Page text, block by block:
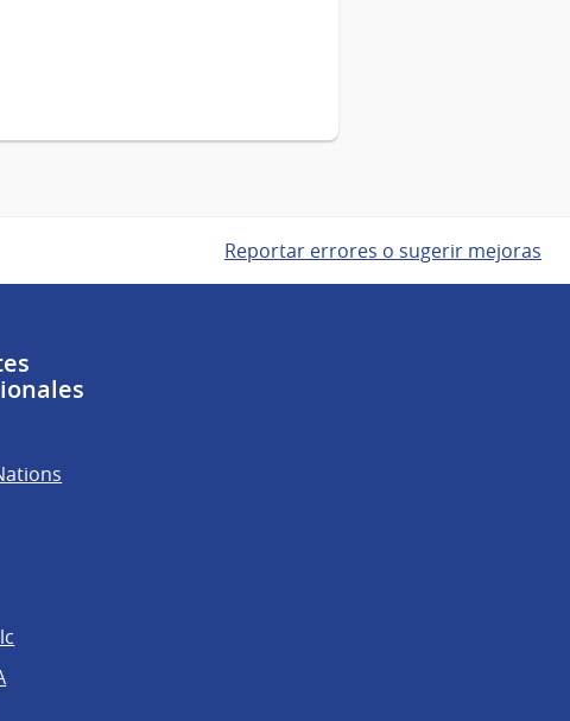
Reportar errores o sugerir mejoras